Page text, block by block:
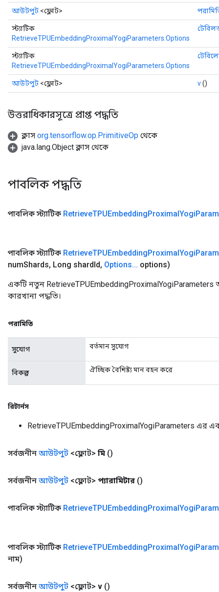
আউটপুট <ফ্লোট>
স্ট্যাটিক
RetrieveTPUEmbeddingProximalYogiParameters.Options
স্ট্যাটিক
RetrieveTPUEmbeddingProximalYogiParameters.Options
আউটপুট <ফ্লোট> v()
উত্তরাধিকারসূত্রে প্রাপ্ত পদ্ধতি
ক্লাস org.tensorflow.op.PrimitiveOp থেকে
java.lang.Object ক্লাস থেকে
পাবলিক পদ্ধতি
পাবলিক স্ট্যাটিক RetrieveTPUEmbeddingProximalYogi
পাবলিক স্ট্যাটিক RetrieveTPUEmbeddingProximalYogi
numShards, Long shardId, Options... options)
একটি নতুন
কারখানা পদ্ধতি।
পরামিতি
সুযোগ বর্তমান সুযোগ
বিকল্প ঐচ্ছিক বৈশিষ্ট্য মান বহন করে
রিটার্নস
RetrieveTPUEmbeddingProximalYogiParameters এর
সর্বজনীন আউটপুট <ফ্লোট> মি ()
সর্বজনীন আউটপুট <ফ্লোট> প্যারামিটার ()
পাবলিক স্ট্যাটিক RetrieveTPUEmbeddingProximalYogi
পাবলিক স্ট্যাটিক RetrieveTPUEmbeddingProximalYogi
নাম)
সর্বজনীন আউটপুট <ফ্লোট> v ()